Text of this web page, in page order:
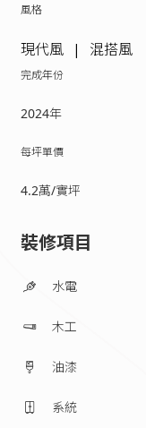
風格
現代風 混搭風
完成年份
2024年
每坪單價
4.2萬/實坪
裝修項目
水電
木工
油漆
系統